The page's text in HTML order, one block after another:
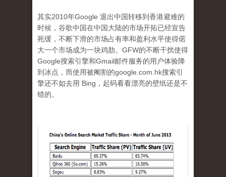
其实2010年Google 退出中国转移到香港避难的
时候，谷歌中国在中国大陆的市场开拓已经宣告
死缓，不断下滑的市场占有率和盈利水平使得偌
大一个市场成为一块鸡肋。GFW的不断干扰使得
Google搜索引擎和Gmail邮件服务的用户体验降
到冰点，而使用被阉割的google.com.hk搜索引
擎还不如去用 Bing，起码看看漂亮的壁纸还是不
错的。